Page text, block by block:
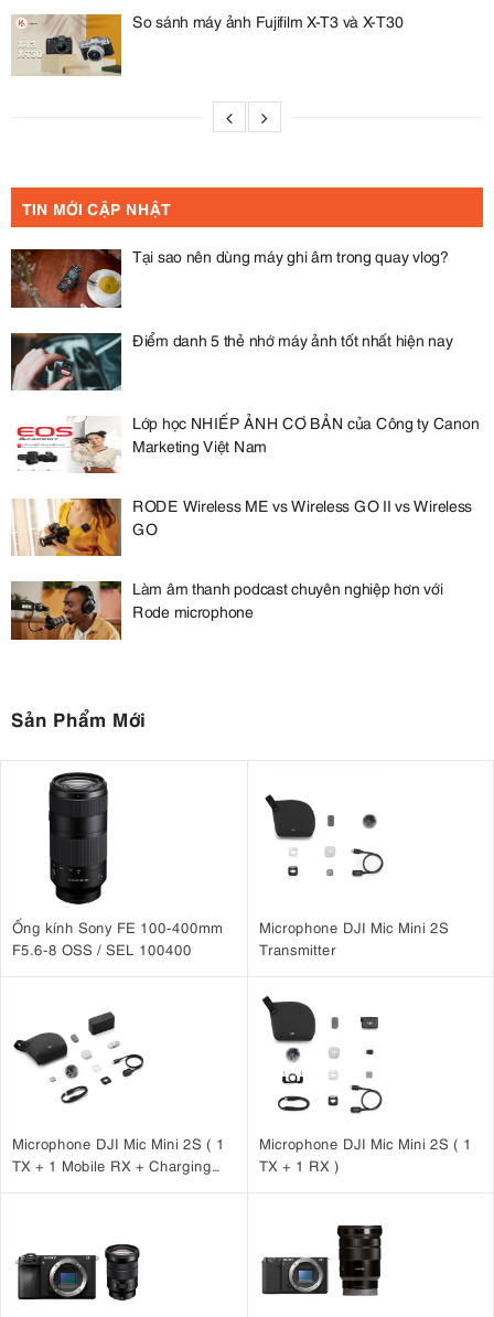
So sánh máy ảnh Fujifilm X-T3 và X-T30
TIN MỚI CẬP NHẬT
Tại sao nên dùng máy ghi âm trong quay vlog?
Điểm danh 5 thẻ nhớ máy ảnh tốt nhất hiện nay
Lớp học NHIẾP ẢNH CƠ BẢN của Công ty Canon
Marketing Việt Nam
RODE Wireless ME vs Wireless GO II vs Wireless
GO
Làm âm thanh podcast chuyên nghiệp hơn với
Rode microphone
Sản Phẩm Mới
Ống kính Sony FE 100-400mm
F5.6-8 OSS / SEL 100400
Microphone DJI Mic Mini 2S
Transmitter
Microphone DJI Mic Mini 2S ( 1
TX + 1 Mobile RX + Charging
Microphone DJI Mic Mini 2S ( 1
TX + 1 RX )